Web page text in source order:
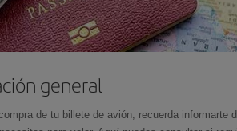
general
de tu billete de avión, recuerda informarte